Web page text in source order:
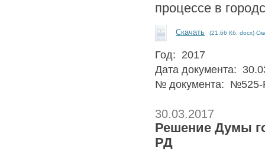
процессе в
Скачать (21.66 Кб, docx)
Год: 2017
Дата документа:
№ документа:
30.03.2017
Решение Думы
РД